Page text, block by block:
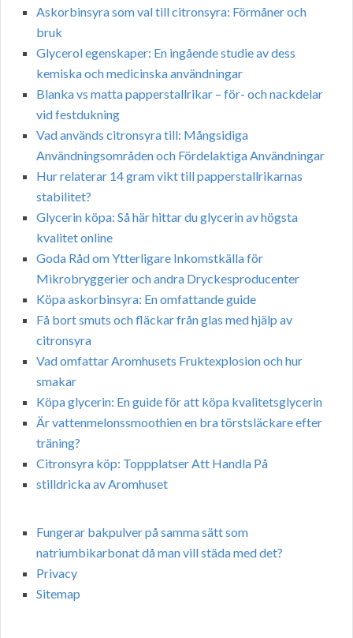
Askorbinsyra som val till citronsyra: Förmåner och
bruk
Glycerol egenskaper: En ingående studie av dess
kemiska och medicinska användningar
Blanka vs matta papperstallrikar – för- och nackdelar
vid festdukning
Vad används citronsyra till: Mångsidiga
Användningsområden och Fördelaktiga Användningar
Hur relaterar 14 gram vikt till papperstallrikarnas
stabilitet?
Glycerin köpa: Så här hittar du glycerin av högsta
kvalitet online
Goda Råd om Ytterligare Inkomstkälla för
Mikrobryggerier och andra Dryckesproducenter
Köpa askorbinsyra: En omfattande guide
Få bort smuts och fläckar från glas med hjälp av
citronsyra
Vad omfattar Aromhusets Fruktexplosion och hur
smakar
Köpa glycerin: En guide för att köpa kvalitetsglycerin
Är vattenmelonssmoothien en bra törstsläckare efter
träning?
Citronsyra köp: Toppplatser Att Handla På
stilldricka av Aromhuset
Fungerar bakpulver på samma sätt som
natriumbikarbonat då man vill städa med det?
Privacy
Sitemap